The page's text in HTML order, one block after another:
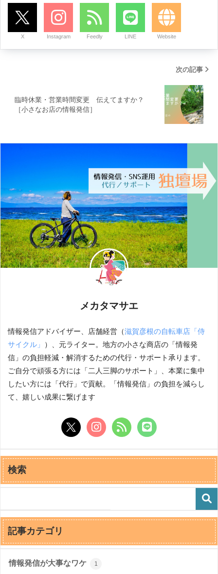
X Instagram Feedly LINE Website
次の記事
臨時休業・営業時間変更 伝えてますか？
［小さなお店の情報発信］
メカタマサエ
情報発信アドバイザー、店舗経営（滋賀彦根の自転車店「侍
サイクル」
）、元ライター。地方の小さな商店の「情報発
信」の負担軽減・解消するための代行・サポート承ります。
ご自分で頑張る方には「二人三脚のサポート」、本業に集中
したい方には「代行」で貢献。「情報発信」の負担を減らし
て、嬉しい成果に繋げます
検索
記事カテゴリ
情報発信が大事なワケ 1